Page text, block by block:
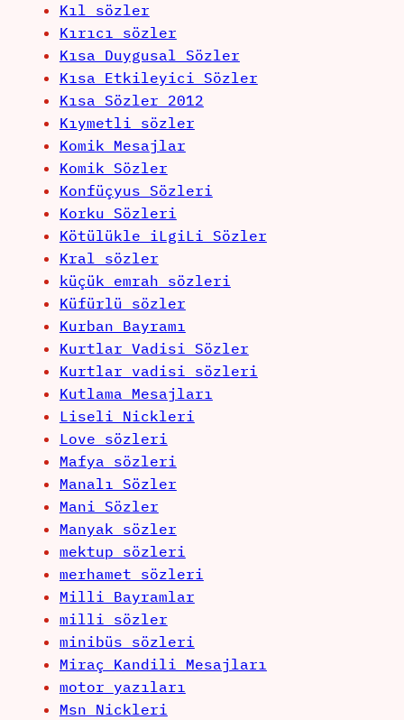
Kıl sözler
Kırıcı sözler
Kısa Duygusal Sözler
Kısa Etkileyici Sözler
Kısa Sözler 2012
Kıymetli sözler
Komik Mesajlar
Komik Sözler
Konfüçyus Sözleri
Korku Sözleri
Kötülükle iLgiLi Sözler
Kral sözler
küçük emrah sözleri
Küfürlü sözler
Kurban Bayramı
Kurtlar Vadisi Sözler
Kurtlar vadisi sözleri
Kutlama Mesajları
Liseli Nickleri
Love sözleri
Mafya sözleri
Manalı Sözler
Mani Sözler
Manyak sözler
mektup sözleri
merhamet sözleri
Milli Bayramlar
milli sözler
minibüs sözleri
Miraç Kandili Mesajları
motor yazıları
Msn Nickleri